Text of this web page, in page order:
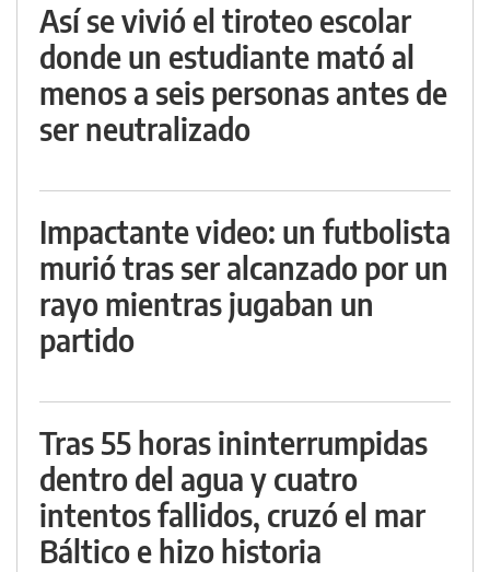
Así se vivió el tiroteo escolar
donde un estudiante mató al
menos a seis personas antes de
ser neutralizado
Impactante video: un futbolista
murió tras ser alcanzado por un
rayo mientras jugaban un
partido
Tras 55 horas ininterrumpidas
dentro del agua y cuatro
intentos fallidos, cruzó el mar
Báltico e hizo historia